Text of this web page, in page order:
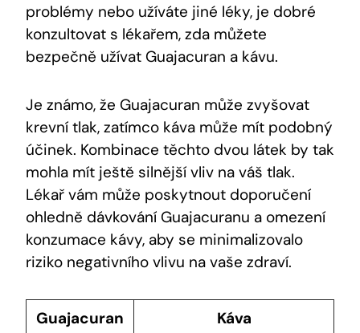
problémy nebo užíváte jiné léky, je dobré
konzultovat s lékařem, zda můžete
bezpečně užívat Guajacuran a kávu.
Je známo, že Guajacuran může zvyšovat
krevní tlak, zatímco káva může mít podobný
účinek. Kombinace těchto dvou látek by tak
mohla mít ještě silnější vliv na váš tlak.
Lékař vám může poskytnout doporučení
ohledně dávkování Guajacuranu a omezení
konzumace kávy, aby se minimalizovalo
riziko negativního vlivu na vaše zdraví.
Guajacuran
Káva